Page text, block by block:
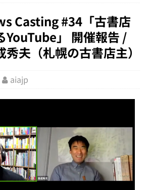
Casting #34「古書店
YouTube」 開催報告 /
夫（札幌の古書店主）
aiajp